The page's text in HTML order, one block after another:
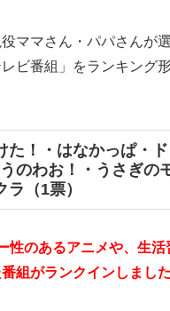
ママさん・パパさんが
ビ番組」をランキング
た！・はなかっぱ・
のわお！・うさぎの
（1票）
性のあるアニメや、生活
組がランクインしました